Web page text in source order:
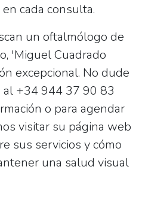
cada consulta.
un oftalmólogo de
'Miguel Cuadrado
excepcional. No dude
al +34 944 37 90 83
o para agendar
visitar su página web
sus servicios y cómo
una salud visual